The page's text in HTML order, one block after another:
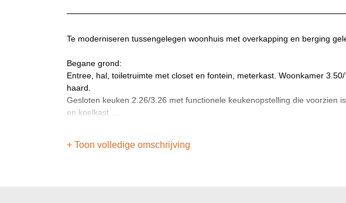
Te moderniseren tussengelegen woonhuis met overkapping en berging
Begane grond:
Entree, hal, toiletruimte met closet en fontein, meterkast. Woonkamer
haard.
Gesloten keuken 2.26/3.26 met functionele keukenopstelling die voorzien
en koelkast.
Goed omheinde tuin met achterom, overkapping 2.26/4.12 en berging 2.43/
+ Toon volledige omschrijving